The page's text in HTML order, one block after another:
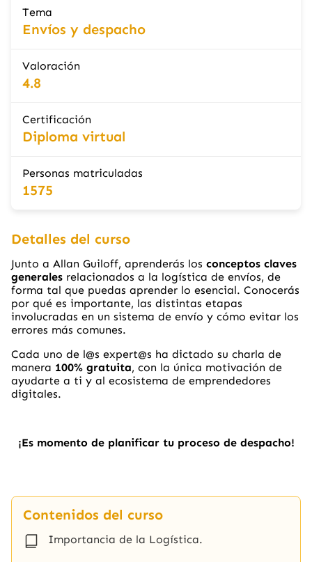
Tema
Envíos y despacho
Valoración
4.8
Certificación
Diploma virtual
Personas matriculadas
1575
Detalles del curso
Junto a Allan Guiloff, aprenderás los conceptos claves
generales relacionados a la logística de envíos, de
forma tal que puedas aprender lo esencial. Conocerás
por qué es importante, las distintas etapas
involucradas en un sistema de envío y cómo evitar los
errores más comunes.
Cada uno de l@s expert@s ha dictado su charla de
manera 100% gratuita, con la única motivación de
ayudarte a ti y al ecosistema de emprendedores
digitales.
¡Es momento de planificar tu proceso de despacho!
Contenidos del curso
Importancia de la Logística.